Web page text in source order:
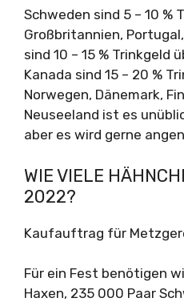
Schweden sind 5 – 10 %
Großbritannien,
sind 10 – 15 % Trinkgeld
Kanada sind 15 – 20 %
Norwegen, Dänemark,
Neuseeland ist es
aber es wird gerne
WIE VIELE
2022?
Kaufauftrag für
Für ein Fest benötigen
Haxen, 235 000 Paar